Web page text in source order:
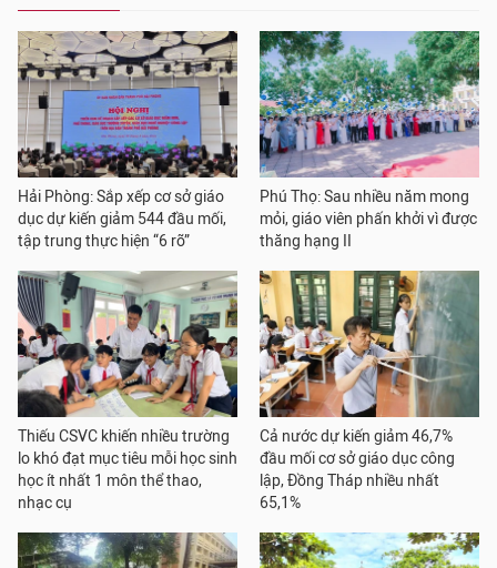
Hải Phòng: Sắp xếp cơ sở giáo
dục dự kiến giảm 544 đầu mối,
tập trung thực hiện “6 rõ”
Phú Thọ: Sau nhiều năm mong
mỏi, giáo viên phấn khởi vì được
thăng hạng II
Thiếu CSVC khiến nhiều trường
lo khó đạt mục tiêu mỗi học sinh
học ít nhất 1 môn thể thao,
nhạc cụ
Cả nước dự kiến giảm 46,7%
đầu mối cơ sở giáo dục công
lập, Đồng Tháp nhiều nhất
65,1%